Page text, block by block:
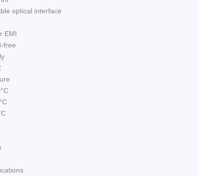
optical interface
EMI
free